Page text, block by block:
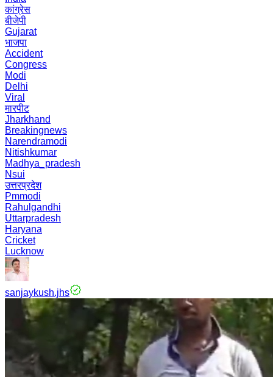
कांग्रेस
बीजेपी
Gujarat
भाजपा
Accident
Congress
Modi
Delhi
Viral
मारपीट
Jharkhand
Breakingnews
Narendramodi
Nitishkumar
Madhya_pradesh
Nsui
उत्तरप्रदेश
Pmmodi
Rahulgandhi
Uttarpradesh
Haryana
Cricket
Lucknow
sanjaykush.jhs